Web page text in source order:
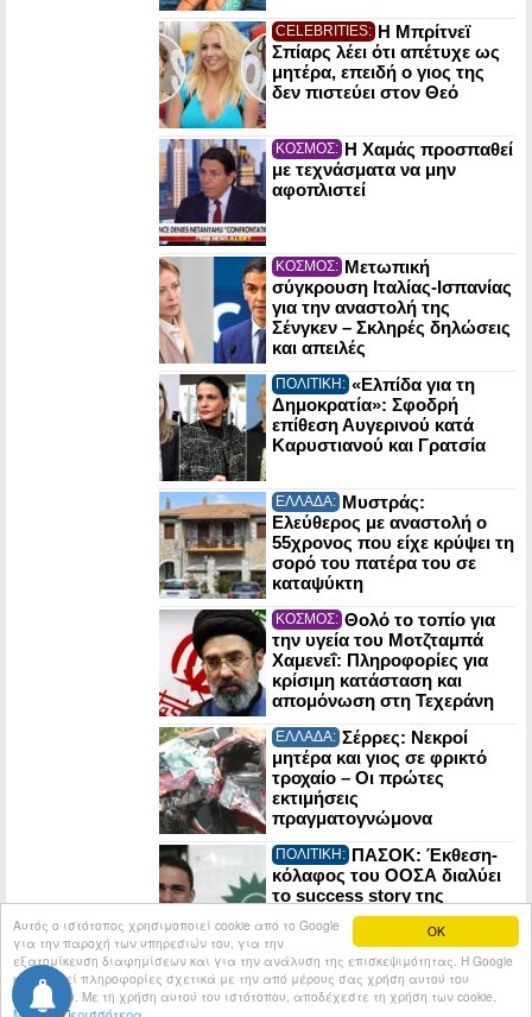
OK
Αυτός ο ιστότοπος χρησιμοποιεί cookie από το Google
για την παροχή των υπηρεσιών του, για την
εξατομίκευση διαφημίσεων και για την ανάλυση της επισκεψιμότητας. Η Google
κοινοποιεί πληροφορίες σχετικά με την από μέρους σας χρήση αυτού του
ιστότοπου. Με τη χρήση αυτού του ιστότοπου, αποδέχεστε τη χρήση των cookie.
CELEBRITIES: Η Μπρίτνεϊ
Σπίαρς λέει ότι απέτυχε ως
μητέρα, επειδή ο γιος της
δεν πιστεύει στον Θεό
ΚΟΣΜΟΣ: Η Χαμάς προσπαθεί
με τεχνάσματα να μην
αφοπλιστεί
ΚΟΣΜΟΣ: Μετωπική
σύγκρουση Ιταλίας-Ισπανίας
για την αναστολή της
Σένγκεν – Σκληρές δηλώσεις
και απειλές
ΠΟΛΙΤΙΚΗ: «Ελπίδα για τη
Δημοκρατία»: Σφοδρή
επίθεση Αυγερινού κατά
Καρυστιανού και Γρατσία
ΕΛΛΑΔΑ: Μυστράς:
Ελεύθερος με αναστολή ο
55χρονος που είχε κρύψει τη
σορό του πατέρα του σε
καταψύκτη
ΚΟΣΜΟΣ: Θολό το τοπίο για
την υγεία του Μοτζταμπά
Χαμενεΐ: Πληροφορίες για
κρίσιμη κατάσταση και
απομόνωση στη Τεχεράνη
ΕΛΛΑΔΑ: Σέρρες: Νεκροί
μητέρα και γιος σε φρικτό
τροχαίο – Οι πρώτες
εκτιμήσεις
πραγματογνώμονα
ΠΟΛΙΤΙΚΗ: ΠΑΣΟΚ: Έκθεση-
κόλαφος του ΟΟΣΑ διαλύει
το success story της
κυβέρνησης
© 2026 Tribune.gr All rights reserved.
Entries RSS
Κατασκευή Ιστοσελίδων tcp.gr Project - V2